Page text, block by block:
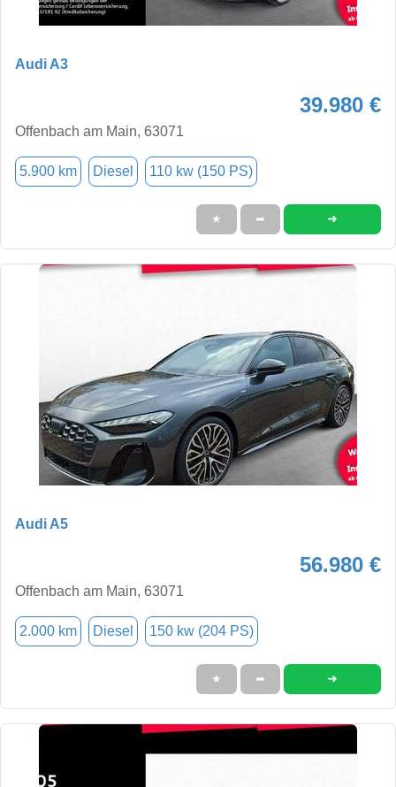
Audi A3
39.980 €
Offenbach am Main, 63071
5.900 km Diesel 110 kw (150 PS)
★ ➦ ➜
Audi A5
56.980 €
Offenbach am Main, 63071
2.000 km Diesel 150 kw (204 PS)
★ ➦ ➜